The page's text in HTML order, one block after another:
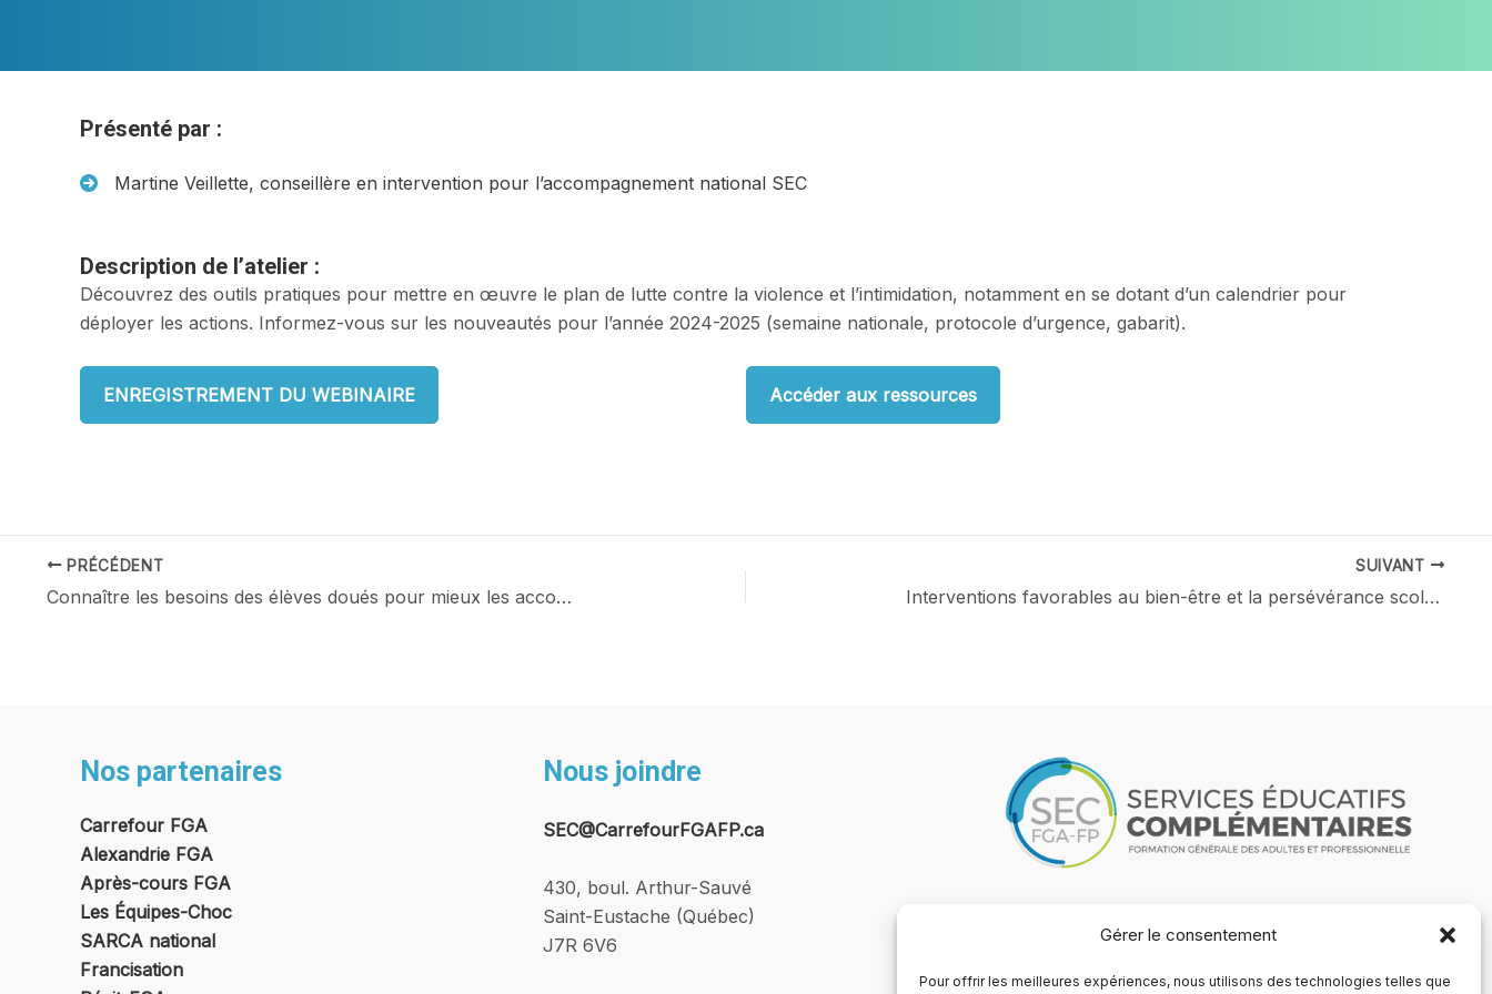
Gérer le consentement
Pour offrir les meilleures expériences, nous utilisons des technologies telles que
Présenté par :
Martine Veillette, conseillère en intervention pour l’accompagnement national SEC
Description de l’atelier :
Découvrez des outils pratiques pour mettre en œuvre le plan de lutte contre la violence et l’intimidation, notamment en se dotant d’un calendrier pour
déployer les actions. Informez-vous sur les nouveautés pour l’année 2024-2025 (semaine nationale, protocole d’urgence, gabarit).
ENREGISTREMENT DU WEBINAIRE Accéder aux ressources
Navigation
des
PRÉCÉDENT
Connaître les besoins des élèves doués pour mieux les accompagner et assurer leur réussite en FGA-FP
SUIVANT
Interventions favorables au bien-être et la persévérance scolaire dans un contexte de consommation de substances psychoactives
Nos partenaires
Carrefour FGA
Alexandrie FGA
Après-cours FGA
Les Équipes-Choc
SARCA national
Francisation
Nous joindre
SEC@CarrefourFGAFP.ca
430, boul. Arthur-Sauvé
Saint-Eustache (Québec)
J7R 6V6